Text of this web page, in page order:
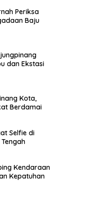
Periksa
Baju
dan Ekstasi
Kota,
Berdamai
Selfie di
Kendaraan
Kepatuhan